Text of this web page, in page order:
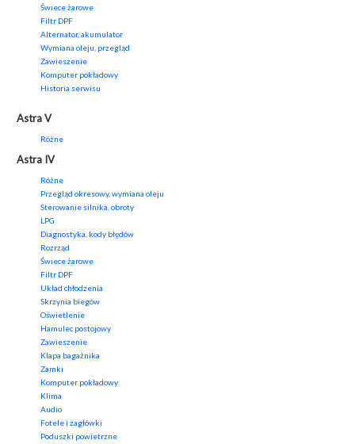
Świece żarowe
Filtr DPF
Alternator, akumulator
Wymiana oleju, przegląd
Zawieszenie
Komputer pokładowy
Historia serwisu
Astra V
Różne
Astra IV
Różne
Przegląd okresowy, wymiana oleju
Sterowanie silnika, obroty
LPG
Diagnostyka, kody błędów
Rozrząd
Świece żarowe
Filtr DPF
Układ chłodzenia
Skrzynia biegów
Oświetlenie
Hamulec postojowy
Zawieszenie
Klapa bagażnika
Zamki
Komputer pokładowy
Klima
Audio
Fotele i zagłówki
Poduszki powietrzne